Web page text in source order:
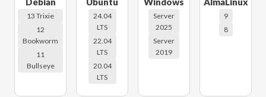
13 Trixie
12
Bookworm
11
Bullseye
24.04
LTS
22.04
LTS
20.04
LTS
Server
2025
Server
2019
9
8